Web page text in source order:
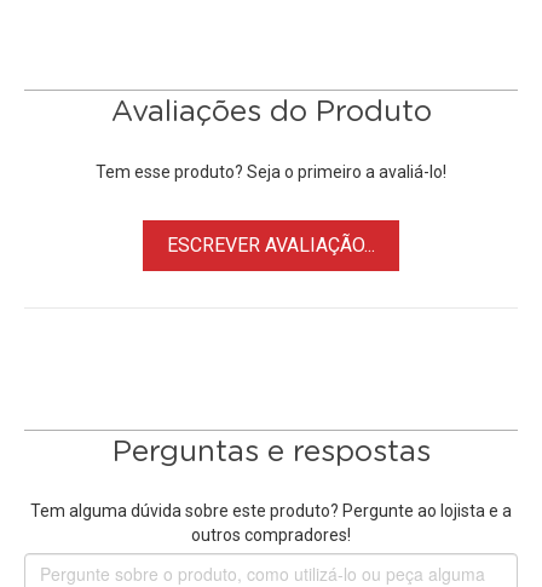
• Voltagem Bivolt AC 110-240v
Linha Câmedia: Olympus C-5060 Wide Zoom, Olympus C-
7070 Wide Zoom, Olympus C-8080 Wide Zoom
Avaliações do Produto
Tem esse produto? Seja o primeiro a avaliá-lo!
ESCREVER AVALIAÇÃO...
Perguntas e respostas
Tem alguma dúvida sobre este produto? Pergunte ao lojista e a
outros compradores!